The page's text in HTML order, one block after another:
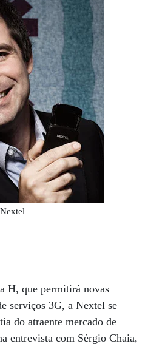
H, que permitirá novas
serviços 3G, a Nextel se
do atraente mercado de
entrevista com Sérgio Chaia,